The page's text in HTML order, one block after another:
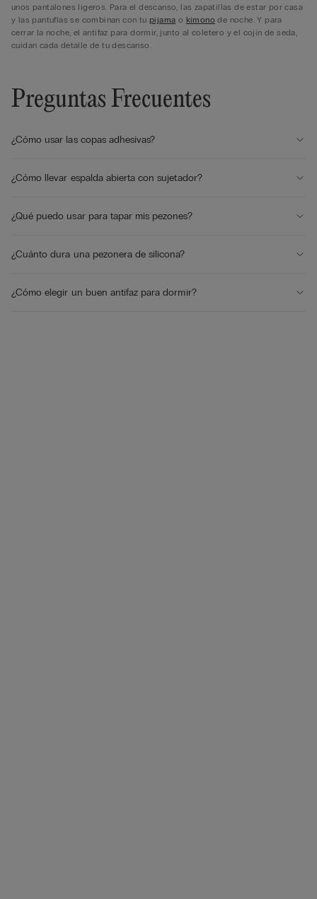
unos pantalones ligeros. Para el descanso, las zapatillas de estar por casa
y las pantuflas se combinan con tu pijama o kimono de noche. Y para
cerrar la noche, el antifaz para dormir, junto al coletero y el cojín de seda,
cuidan cada detalle de tu descanso.
Preguntas Frecuentes
¿Cómo usar las copas adhesivas?
¿Cómo llevar espalda abierta con sujetador?
¿Qué puedo usar para tapar mis pezones?
¿Cuánto dura una pezonera de silicona?
¿Cómo elegir un buen antifaz para dormir?